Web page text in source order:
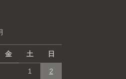
金 土 日
1 2